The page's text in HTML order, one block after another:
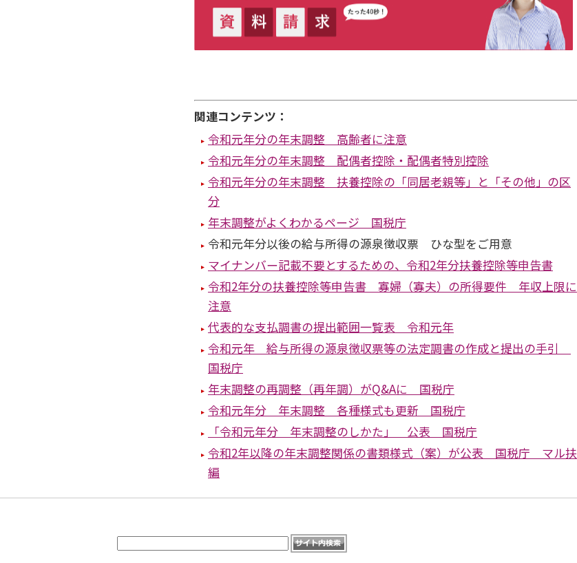
関連コンテンツ：
令和元年分の年末調整 高齢者に注意
令和元年分の年末調整 配偶者控除・配偶者特別控除
令和元年分の年末調整 扶養控除の「同居老親等」と「その他」の区
分
年末調整がよくわかるページ 国税庁
令和元年分以後の給与所得の源泉徴収票 ひな型をご用意
マイナンバー記載不要とするための、令和2年分扶養控除等申告書
令和2年分の扶養控除等申告書 寡婦（寡夫）の所得要件 年収上限に
注意
代表的な支払調書の提出範囲一覧表 令和元年
令和元年 給与所得の源泉徴収票等の法定調書の作成と提出の手引
国税庁
年末調整の再調整（再年調）がQ&Aに 国税庁
令和元年分 年末調整 各種様式も更新 国税庁
「令和元年分 年末調整のしかた」 公表 国税庁
令和2年以降の年末調整関係の書類様式（案）が公表 国税庁 マル扶
編